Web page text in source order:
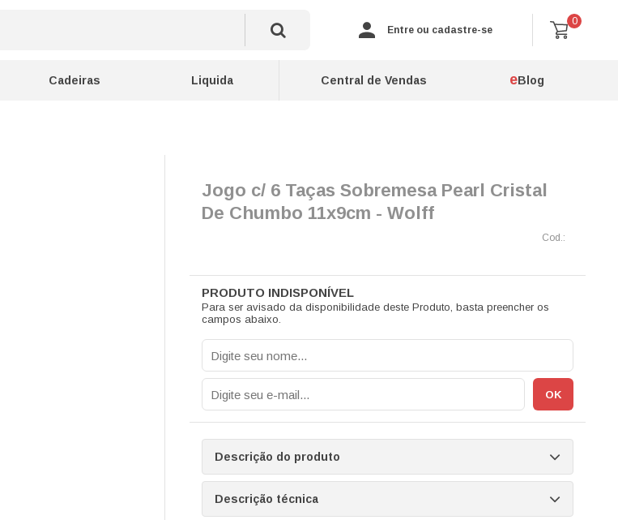
0
Entre ou cadastre-se
Cadeiras Liquida Central de Vendas eBlog
Jogo c/ 6 Taças Sobremesa Pearl Cristal
De Chumbo 11x9cm - Wolff
Para ser avisado da disponibilidade deste Produto, basta preencher os
campos abaixo.
Descrição do produto
Descrição técnica